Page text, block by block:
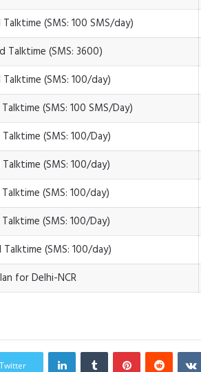
(SMS: 100 SMS/day)
Talktime (SMS: 3600)
(SMS: 100/day)
(SMS: 100 SMS/Day)
(SMS: 100/Day)
(SMS: 100/day)
(SMS: 100/day)
(SMS: 100/Day)
(SMS: 100/day)
for Delhi-NCR
Twitter
LinkedInTumblr PinterestReddit